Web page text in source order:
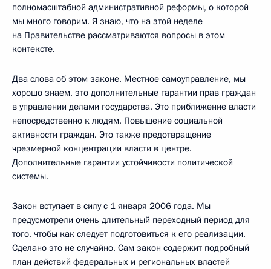
полномасштабной административной реформы, о которой
мы много говорим. Я знаю, что на этой неделе
на Правительстве рассматриваются вопросы в этом
контексте.
Два слова об этом законе. Местное самоуправление, мы
хорошо знаем, это дополнительные гарантии прав граждан
в управлении делами государства. Это приближение власти
непосредственно к людям. Повышение социальной
активности граждан. Это также предотвращение
чрезмерной концентрации власти в центре.
Дополнительные гарантии устойчивости политической
системы.
Закон вступает в силу с 1 января 2006 года. Мы
предусмотрели очень длительный переходный период для
того, чтобы как следует подготовиться к его реализации.
Сделано это не случайно. Сам закон содержит подробный
план действий федеральных и региональных властей